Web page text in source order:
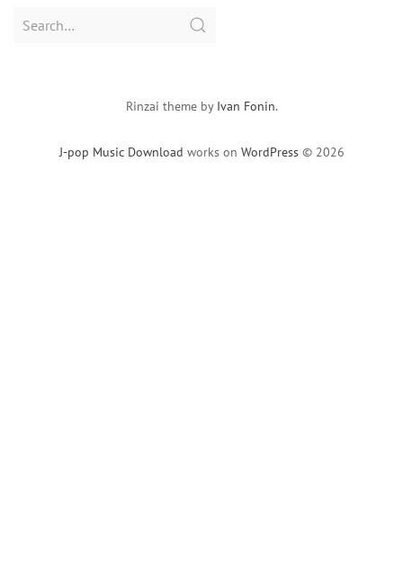
Search
J-pop Music Download works on WordPress © 2026
Rinzai theme by Ivan Fonin.